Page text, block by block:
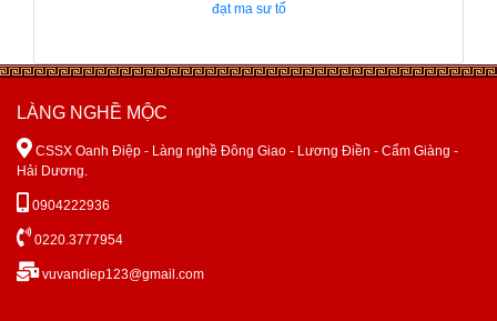
đạt ma sư tổ
LÀNG NGHỀ MỘC
 CSSX Oanh Điệp - Làng nghề Đông Giao - Lương Điền - Cẩm Giàng -
Hải Dương.
 0904222936
 0220.3777954
vuvandiep123@gmail.com